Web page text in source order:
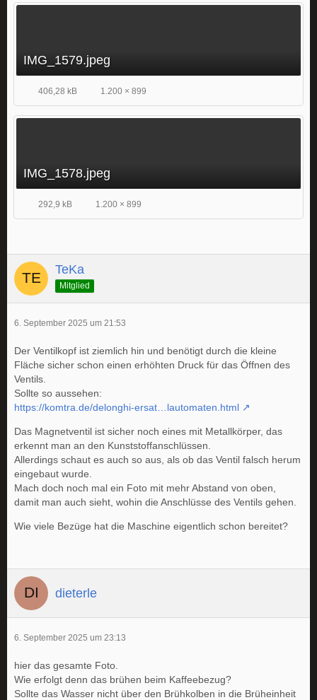
IMG_1579.jpeg
406,28 kB 1.200 × 899
IMG_1578.jpeg
292,9 kB 1.200 × 899
TeKa
Mitglied
6. September 2025 um 21:53
Der Ventilkopf ist ziemlich hin und benötigt durch die kleine
Fläche sicher schon einen erhöhten Druck für das Öffnen des
Ventils.
Sollte so aussehen:
https://komtra.de/delonghi-ersat…lautomaten.html
Das Magnetventil ist sicher noch eines mit Metallkörper, das
erkennt man an den Kunststoffanschlüssen.
Allerdings schaut es auch so aus, als ob das Ventil falsch herum
eingebaut wurde.
Mach doch noch mal ein Foto mit mehr Abstand von oben,
damit man auch sieht, wohin die Anschlüsse des Ventils gehen.
Wie viele Bezüge hat die Maschine eigentlich schon bereitet?
dieterle
6. September 2025 um 23:13
hier das gesamte Foto.
Wie erfolgt denn das brühen beim Kaffeebezug?
Sollte das Wasser nicht über den Brühkolben in die Brüheinheit